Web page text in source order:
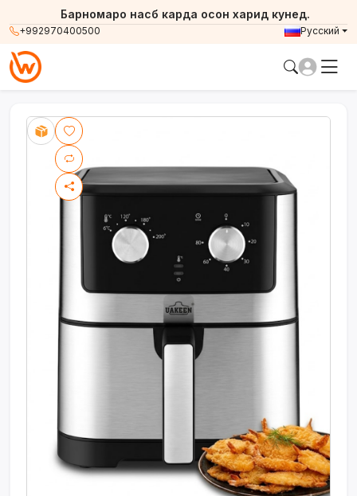
+992970400500
Барномаро насб карда осон харид кунед.
Русский